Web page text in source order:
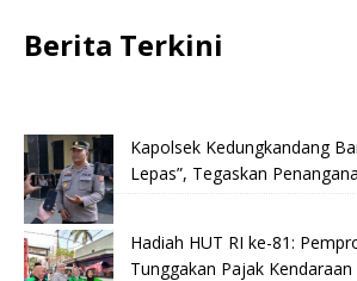
Berita Terkini
Kapolsek Kedungkandang
Lepas”, Tegaskan
Hadiah HUT RI ke-81:
Tunggakan Pajak